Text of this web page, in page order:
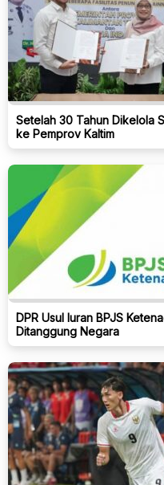
Setelah 30 Tahun Dikelola
ke Pemprov Kaltim
DPR Usul Iuran BPJS
Ditanggung Negara